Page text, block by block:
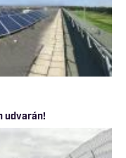
udvarán!